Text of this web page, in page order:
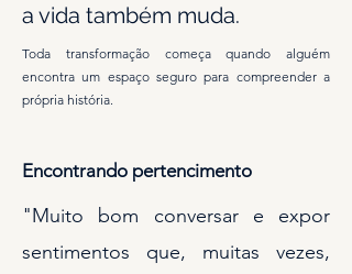
a vida também muda.
Toda transformação começa quando alguém
encontra um espaço seguro para compreender a
própria história.
Encontrando pertencimento
"Muito bom conversar e expor
sentimentos que, muitas vezes,